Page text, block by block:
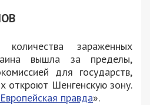
количества зараженных
вышла за пределы,
для государств,
откроют Шенгенскую зону.
Европейская правда».